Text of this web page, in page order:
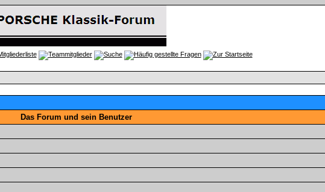
Das Forum und sein Benutzer